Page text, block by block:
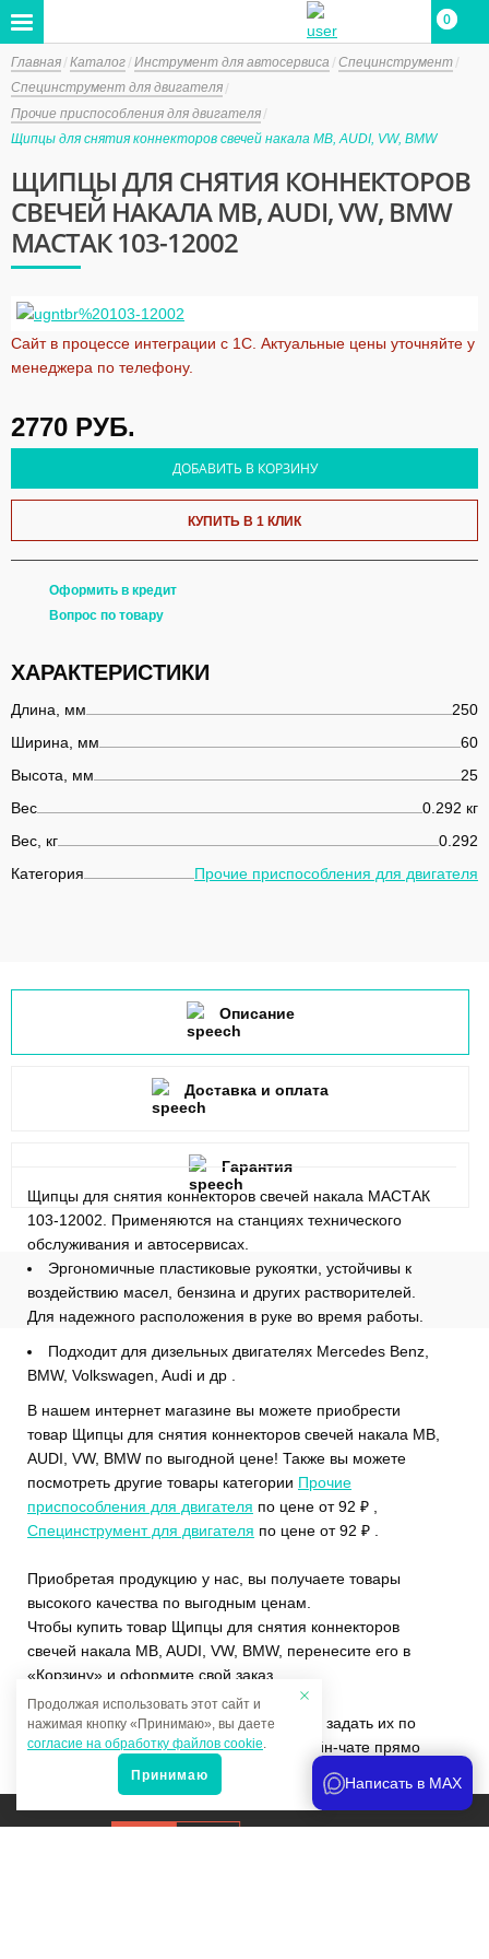
0
0
Главная Каталог Инструмент для автосервиса
Специнструмент
Специнструмент для двигателя
Прочие приспособления для двигателя
Щипцы для снятия коннекторов свечей накала MB, AUDI, VW, BMW
ЩИПЦЫ ДЛЯ СНЯТИЯ КОННЕКТОРОВ
СВЕЧЕЙ НАКАЛА MB, AUDI, VW, BMW
МАСТАК 103-12002
Сайт в процессе интеграции с 1С. Актуальные цены уточняйте у
менеджера по телефону.
2770 РУБ.
ДОБАВИТЬ В КОРЗИНУ
КУПИТЬ В 1 КЛИК
Оформить в кредит
Вопрос по товару
ХАРАКТЕРИСТИКИ
Длина, мм
250
Ширина, мм
60
Высота, мм
25
Вес
0.292 кг
Вес, кг
0.292
Категория
Прочие приспособления для двигателя
Описание
Щипцы для снятия коннекторов свечей накала МАСТАК
103-12002. Применяются на станциях технического
обслуживания и автосервисах.
Эргономичные пластиковые рукоятки, устойчивы к
воздействию масел, бензина и других растворителей.
Для надежного расположения в руке во время работы.
Подходит для дизельных двигателях Mercedes Benz,
BMW, Volkswagen, Audi и др .
В нашем интернет магазине вы можете приобрести
товар Щипцы для снятия коннекторов свечей накала MB,
AUDI, VW, BMW по выгодной цене! Также вы можете
посмотреть другие товары категории Прочие
приспособления для двигателя по цене от 92 ₽ ,
Специнструмент для двигателя по цене от 92 ₽ .
Приобретая продукцию у нас, вы получаете товары
высокого качества по выгодным ценам.
Чтобы купить товар Щипцы для снятия коннекторов
свечей накала MB, AUDI, VW, BMW, перенесите его в
«Корзину» и оформите свой заказ.
Если у вас остались вопросы, вы можете задать их по
телефону+7 (4822)65-69-46или в онлайн-чате прямо
Доставка и оплата
Гарантия
Продвижение сайта
Продолжая использовать этот сайт и
нажимая кнопку «Принимаю», вы даете
согласие на обработку файлов cookie.
Принимаю Написать в MAX